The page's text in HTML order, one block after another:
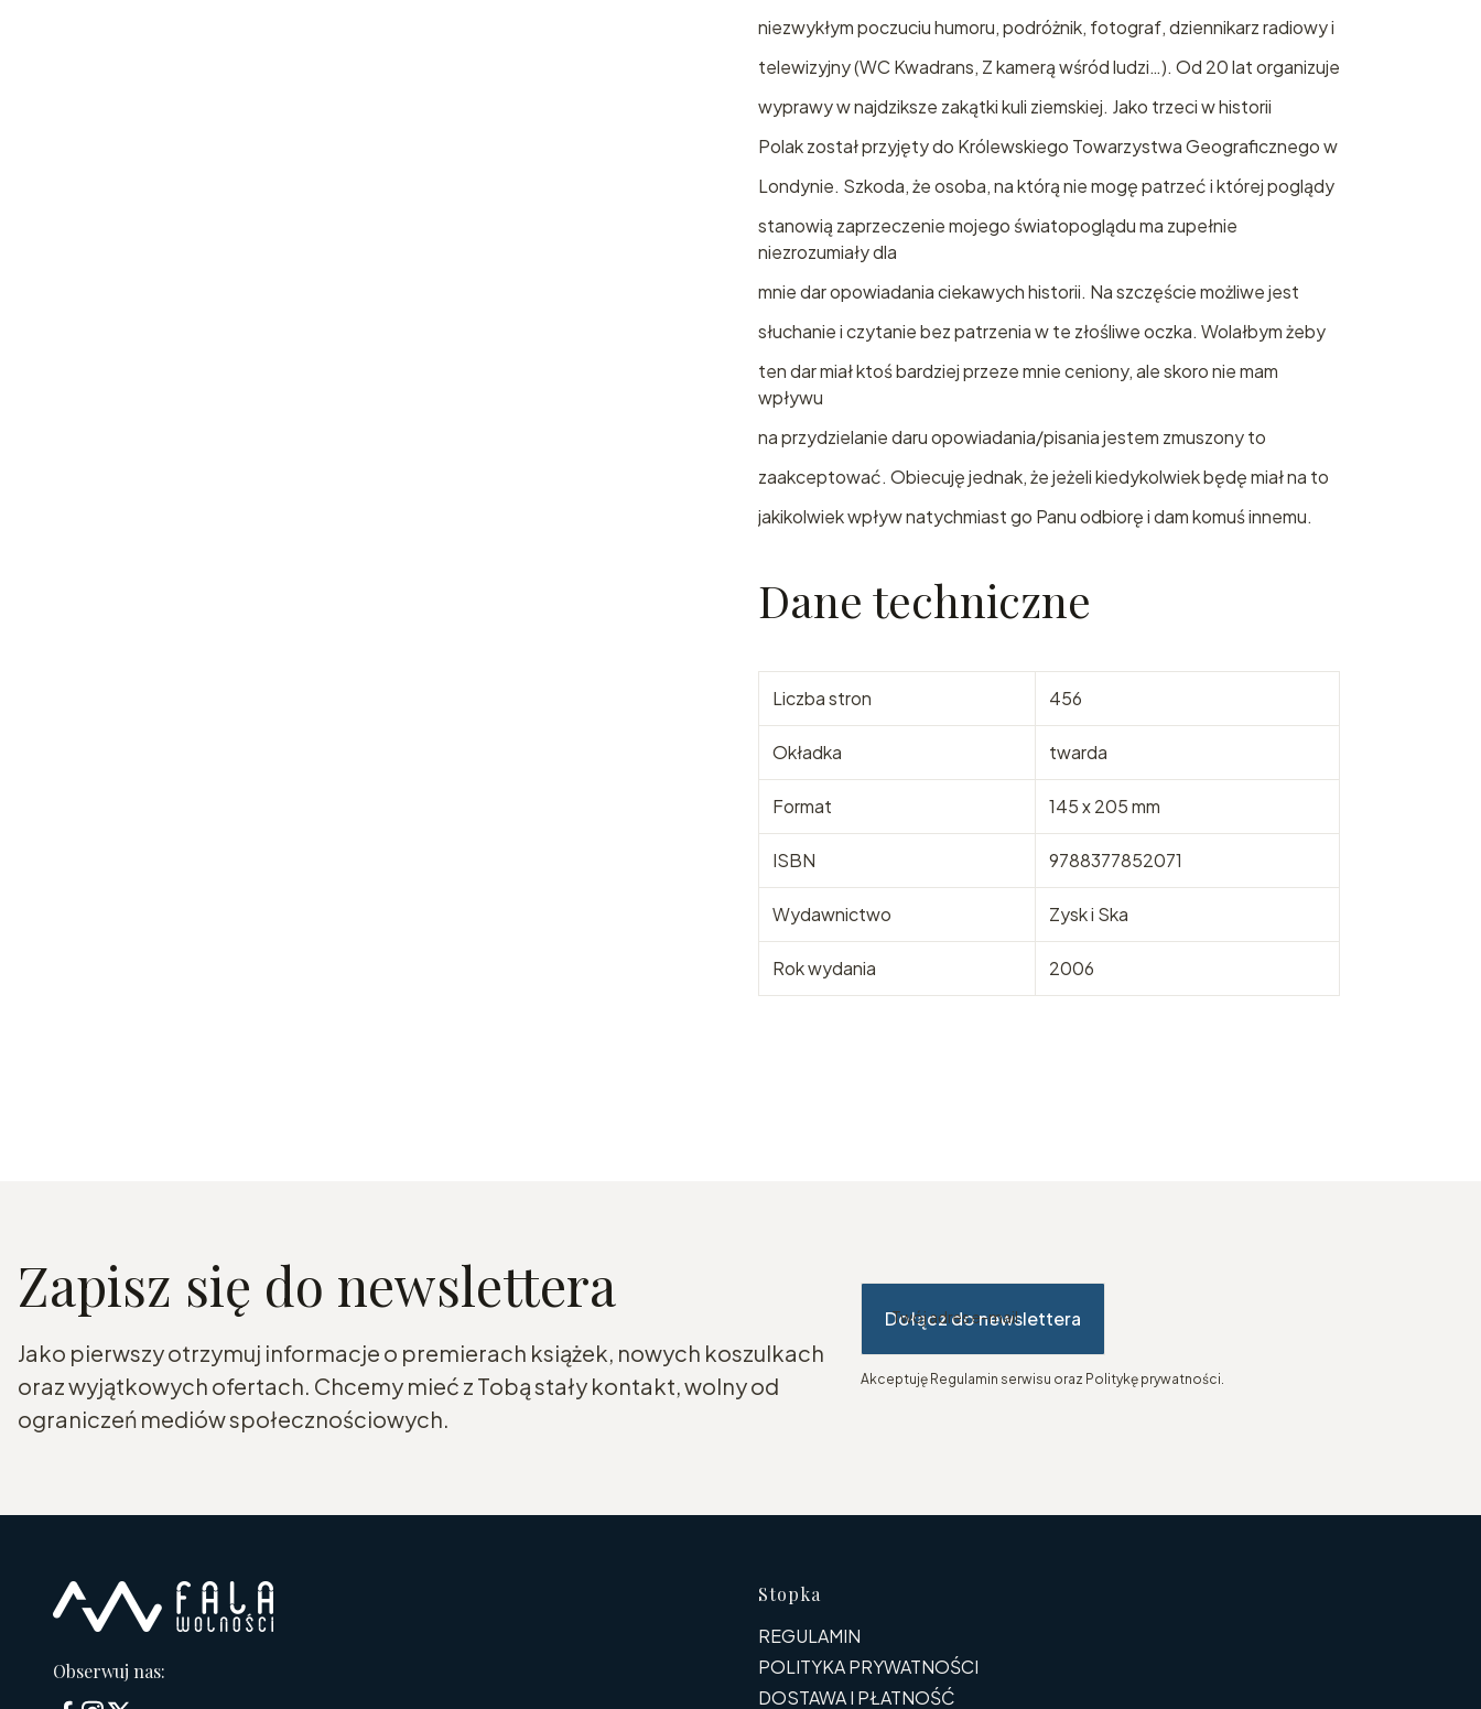
niezwykłym poczuciu humoru, podróżnik, fotograf, dziennikarz radiowy i
telewizyjny (WC Kwadrans, Z kamerą wśród ludzi…). Od 20 lat organizuje
wyprawy w najdziksze zakątki kuli ziemskiej. Jako trzeci w historii
Polak został przyjęty do Królewskiego Towarzystwa Geograficznego w
Londynie. Szkoda, że osoba, na którą nie mogę patrzeć i której poglądy
stanowią zaprzeczenie mojego światopoglądu ma zupełnie
niezrozumiały dla
mnie dar opowiadania ciekawych historii. Na szczęście możliwe jest
słuchanie i czytanie bez patrzenia w te złośliwe oczka. Wolałbym żeby
ten dar miał ktoś bardziej przeze mnie ceniony, ale skoro nie mam
wpływu
na przydzielanie daru opowiadania/pisania jestem zmuszony to
zaakceptować. Obiecuję jednak, że jeżeli kiedykolwiek będę miał na to
jakikolwiek wpływ natychmiast go Panu odbiorę i dam komuś innemu.
Dane techniczne
Liczba stron 456
Okładka twarda
Format 145 x 205 mm
ISBN 9788377852071
Wydawnictwo Zysk i Ska
Rok wydania 2006
Zapisz się do newslettera
Jako pierwszy otrzymuj informacje o premierach książek, nowych koszulkach
oraz wyjątkowych ofertach. Chcemy mieć z Tobą stały kontakt, wolny od
ograniczeń mediów społecznościowych.
Twój adres e-mail
Dołącz do newslettera
Akceptuję Regulamin serwisu oraz Politykę prywatności.
Obserwuj nas:
Linki w stopce
Stopka
REGULAMIN
POLITYKA PRYWATNOŚCI
DOSTAWA I PŁATNOŚĆ